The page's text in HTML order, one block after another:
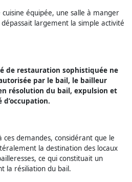
cuisine équipée, une salle à manger
largement la simple activité
de restauration sophistiquée ne
par le bail, le bailleur
résolution du bail, expulsion et
ces demandes, considérant que le
la destination des locaux
ce qui constituait un
la résiliation du bail.